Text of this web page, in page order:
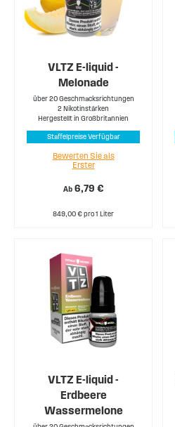
VLTZ E-liquid -
Melonade
über 20 Geschmacksrichtungen
2 Nikotinstärken
Hergestellt in Großbritannien
Staffelpreise Verfügbar
Ab 6,79 €
Bewerten Sie als
Erster
849,00 € pro 1 Liter
VLTZ E-liquid -
Erdbeere
Wassermelone